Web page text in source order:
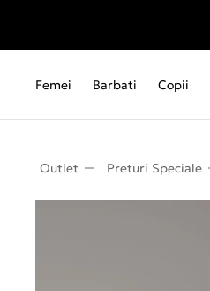
Femei Barbati Copii
Outlet Preturi Speciale